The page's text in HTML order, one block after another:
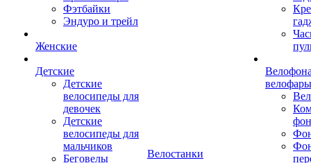
Фэтбайки
Эндуро и трейл
Женские
Детские
Детские
велосипеды для
девочек
Детские
велосипеды для
мальчиков
Беговелы
Велостанки
велофары